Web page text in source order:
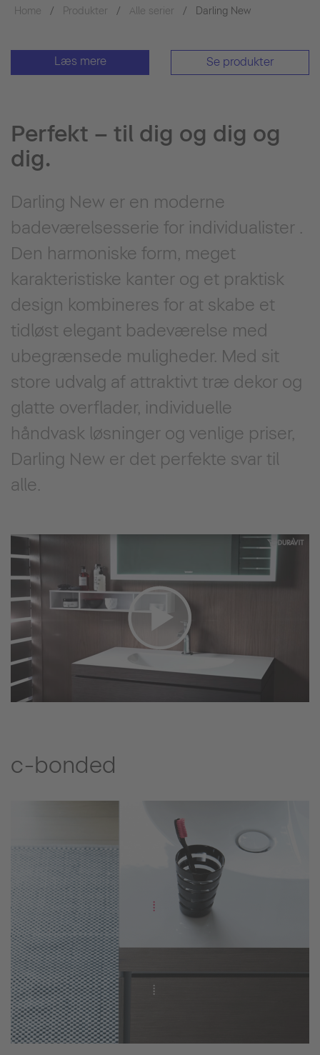
Home Produkter Alle serier Darling New
Læs mere Se produkter
Perfekt – til dig og dig og
dig.
Darling New er en moderne
badeværelsesserie for individualister .
Den harmoniske form, meget
karakteristiske kanter og et praktisk
design kombineres for at skabe et
tidløst elegant badeværelse med
ubegrænsede muligheder. Med sit
store udvalg af attraktivt træ dekor og
glatte overflader, individuelle
håndvask løsninger og venlige priser,
Darling New er det perfekte svar til
alle.
c-bonded